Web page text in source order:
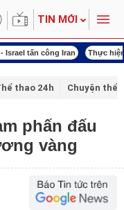
TIN MỚI
Nghị quyết 80 Thực hiện
thao 24h Chuyện thể
phấn đấu
vàng